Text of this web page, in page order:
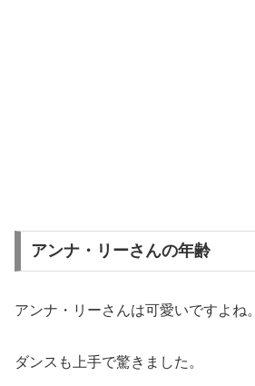
アンナ・リーさんの年齢
アンナ・リーさんは可愛いですよね。
ダンスも上手で驚きました。